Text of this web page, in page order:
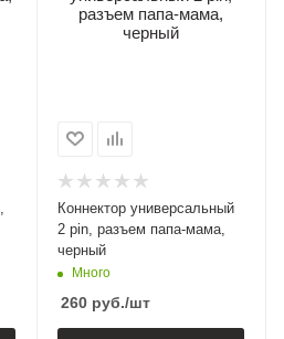
Коннектор универсальный
2 pin, разъем папа-мама,
черный
Много
260руб./шт